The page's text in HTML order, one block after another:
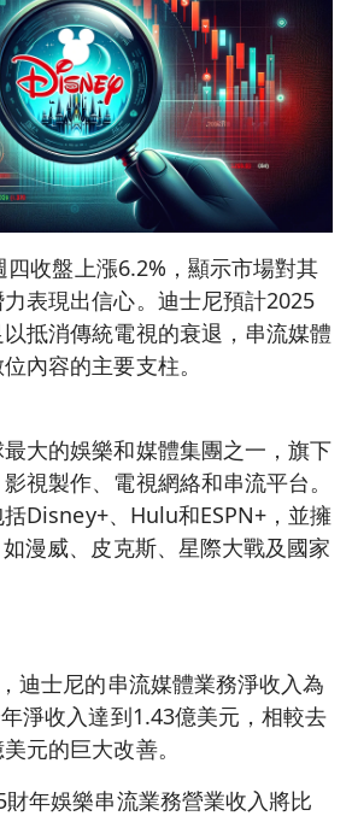
四收盤上漲6.2%，顯示市場對其
表現出信心。迪士尼預計2025
抵消傳統電視的衰退，串流媒體
內容的主要支柱。
大的娛樂和媒體集團之一，旗下
視製作、電視網絡和串流平台。
Disney+、Hulu和ESPN+，並擁
漫威、皮克斯、星際大戰及國家
迪士尼的串流媒體業務淨收入為
淨收入達到1.43億美元，相較去
元的巨大改善。
年娛樂串流業務營業收入將比